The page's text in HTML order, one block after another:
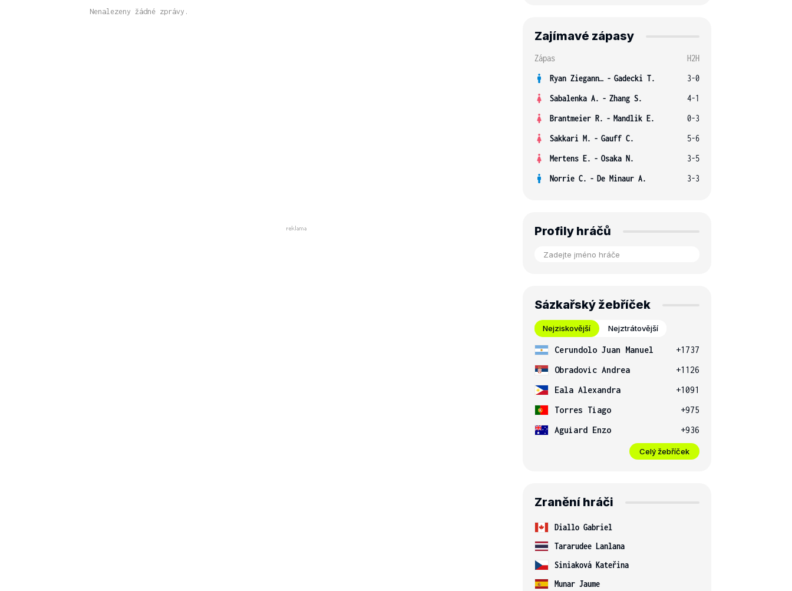
Nenalezeny žádné zprávy.
Zajímavé zápasy
Zápas
H2H
Ryan Ziegann S. - Gadecki T.
3-0
Sabalenka A. - Zhang S.
4-1
Brantmeier R. - Mandlik E.
0-3
Sakkari M. - Gauff C.
5-6
Mertens E. - Osaka N.
3-5
Norrie C. - De Minaur A. 3-3
Profily hráčů
Sázkařský žebříček
Nejziskovější Nejztrátovější
Cerundolo Juan Manuel
+1737
Obradovic Andrea
+1126
Eala Alexandra
+1091
Torres Tiago
+975
Aguiard Enzo
+936
Celý žebříček
Zranění hráči
Diallo Gabriel
Tararudee Lanlana
Siniaková Kateřina
Munar Jaume